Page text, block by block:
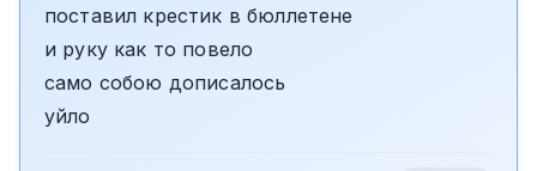
поставил крестик в бюллетене
и руку как то повело
само собою дописалось
уйло